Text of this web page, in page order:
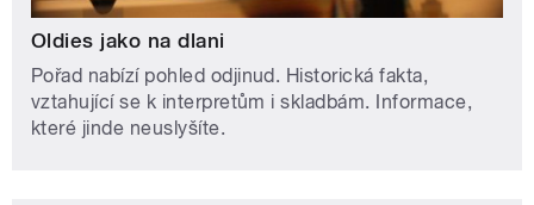
Oldies jako na dlani
Pořad nabízí pohled odjinud. Historická fakta,
vztahující se k interpretům i skladbám. Informace,
které jinde neuslyšíte.